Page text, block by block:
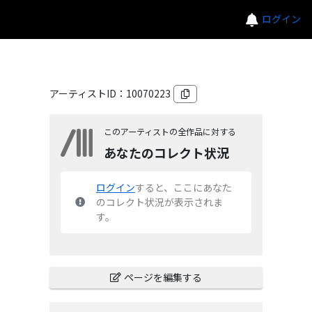
ログイン
アーティストID： 10070223
このアーティストの全作品に対する
あなたのコレクト状況
ログインすると、ここにあなた
のコレクト状況が表示されま
す。
ページを編集する